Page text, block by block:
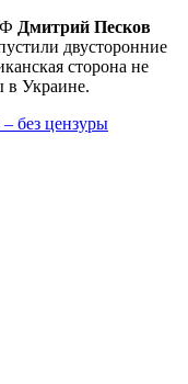
Дмитрий Песков
двусторонние
сторона не
в Украине.
без цензуры